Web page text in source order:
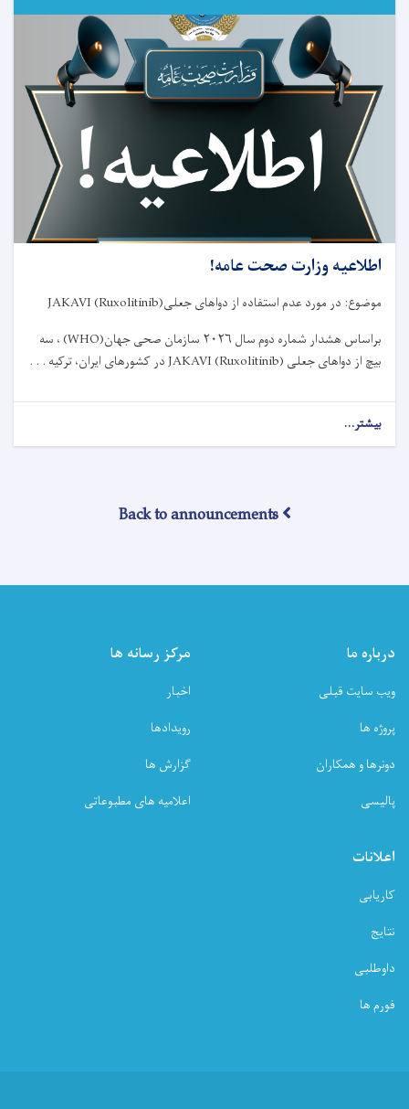
(ایگزیت)
رياست
عمومی
شورای
طبی
مربوط
وزارت
صحت
عامه!
اطلاعیه وزارت صحت عامه!
موضوع: در مورد عدم استفاده از دواهای جعلیJAKAVI (Ruxolitinib)
براساس هشدار شماره دوم سال ۲۰۲۶ سازمان صحی جهان(WHO)، سه
بیچ از دواهای جعلی JAKAVI (Ruxolitinib)در کشورهای ایران، ترکیه . . .
بیشتر...
اطلاعیه
Back to announcements
درباره ما
ویب سایت قبلی
پروژه ها
دونرها و همکاران
پالیسی
مرکز رسانه ها
اخبار
رویدادها
گزارش ها
اعلامیه های مطبوعاتی
اعلانات
کاریابی
نتایج
داوطلبی
فورم ها